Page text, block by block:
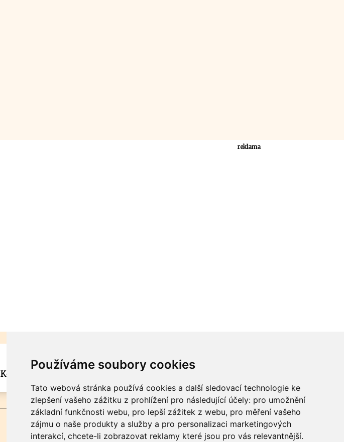
Používáme soubory cookies
Tato webová stránka používá cookies a další sledovací technologie ke
zlepšení vašeho zážitku z prohlížení pro následující účely: pro umožnění
základní funkčnosti webu, pro lepší zážitek z webu, pro měření vašeho
zájmu o naše produkty a služby a pro personalizaci marketingových
interakcí, chcete-li zobrazovat reklamy které jsou pro vás relevantnější.
reklama
Máte zajímavou informaci? Chcete spolupracovat?
Kontaktujte šéfredaktora Martina Chalupu: